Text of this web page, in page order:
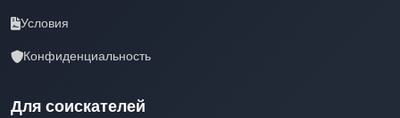
Условия
Конфиденциальность
Для соискателей